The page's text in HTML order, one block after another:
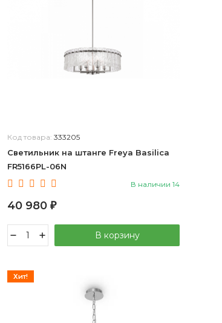
Код товара:333205
Светильник на штанге Freya Basilica
FR5166PL-06N
В наличии 14
40 980₽
В корзину
Хит!